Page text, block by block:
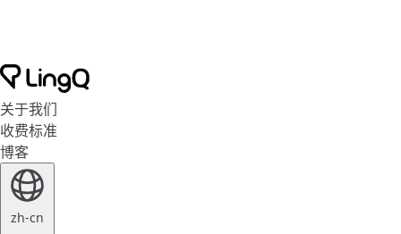
关于我们
收费标准
博客
zh-cn